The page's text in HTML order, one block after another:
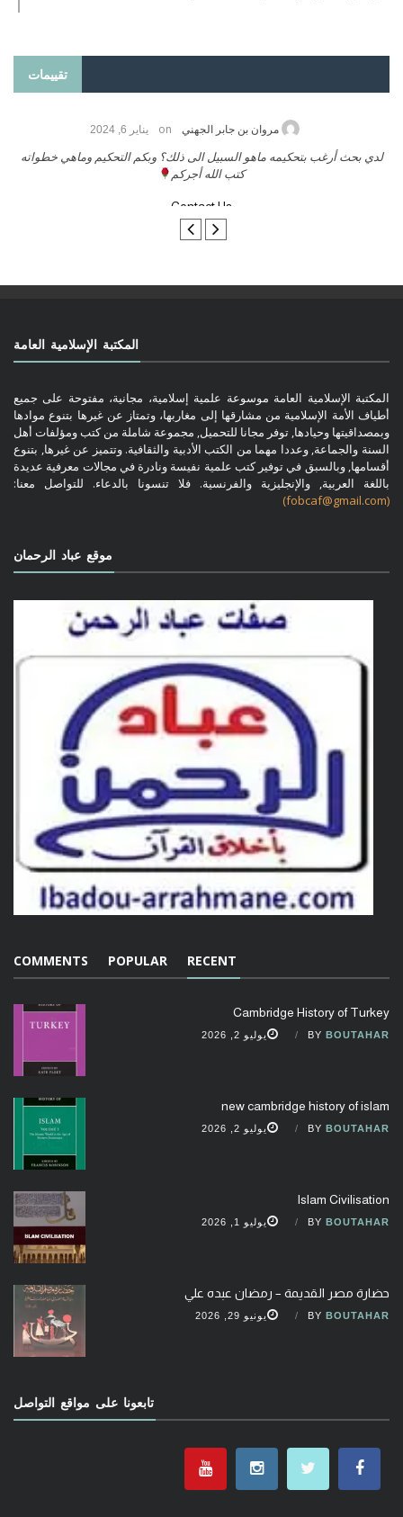
تقييمات
حامد الزريقي on يناير 25, 2026
السلام عليكم ورحمة الله وبركاتة أرغب بنشر كتابي معكم
المكتبة الإسلامية العامة
المكتبة الإسلامية العامة موسوعة علمية إسلامية، مجانية، مفتوحة على جميع
أطياف الأمة الإسلامية من مشارقها إلى مغاربها، وتمتاز عن غيرها بتنوع موادها
وبمصداقيتها وحيادها, توفر مجانا للتحميل, مجموعة شاملة من كتب ومؤلفات أهل
السنة والجماعة, وعددا مهما من الكتب الأدبية والثقافية. وتتميز عن غيرها, بتنوع
أقسامها, وبالسبق في توفير كتب علمية نفيسة ونادرة في مجالات معرفية عديدة
باللغة العربية, والإنجليزية والفرنسية. فلا تنسونا بالدعاء. للتواصل معنا:
(fobcaf@gmail.com)
موقع عباد الرحمان
RECENT
POPULAR
COMMENTS
Cambridge History of Turkey
BY BOUTAHAR يوليو 2, 2026
new cambridge history of islam
BY BOUTAHAR يوليو 2, 2026
Islam Civilisation
BY BOUTAHAR يوليو 1, 2026
حضارة مصر القديمة – رمضان عبده علي
BY BOUTAHAR يونيو 29, 2026
تابعونا على مواقع التواصل